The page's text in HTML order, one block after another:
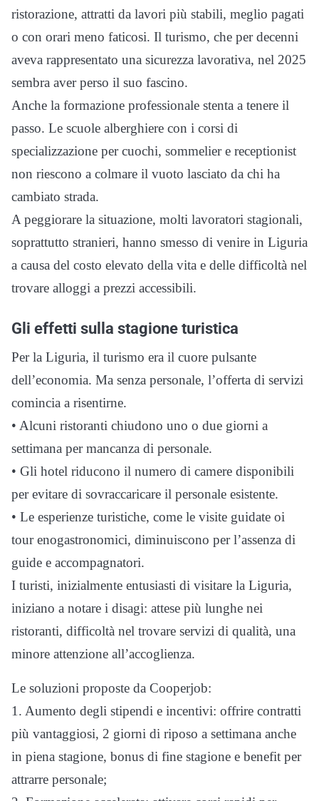
ristorazione, attratti da lavori più stabili, meglio pagati
o con orari meno faticosi. Il turismo, che per decenni
aveva rappresentato una sicurezza lavorativa, nel 2025
sembra aver perso il suo fascino.
Anche la formazione professionale stenta a tenere il
passo. Le scuole alberghiere con i corsi di
specializzazione per cuochi, sommelier e receptionist
non riescono a colmare il vuoto lasciato da chi ha
cambiato strada.
A peggiorare la situazione, molti lavoratori stagionali,
soprattutto stranieri, hanno smesso di venire in Liguria
a causa del costo elevato della vita e delle difficoltà nel
trovare alloggi a prezzi accessibili.
Gli effetti sulla stagione turistica
Per la Liguria, il turismo era il cuore pulsante
dell’economia. Ma senza personale, l’offerta di servizi
comincia a risentirne.
• Alcuni ristoranti chiudono uno o due giorni a
settimana per mancanza di personale.
• Gli hotel riducono il numero di camere disponibili
per evitare di sovraccaricare il personale esistente.
• Le esperienze turistiche, come le visite guidate oi
tour enogastronomici, diminuiscono per l’assenza di
guide e accompagnatori.
I turisti, inizialmente entusiasti di visitare la Liguria,
iniziano a notare i disagi: attese più lunghe nei
ristoranti, difficoltà nel trovare servizi di qualità, una
minore attenzione all’accoglienza.
Le soluzioni proposte da Cooperjob:
1. Aumento degli stipendi e incentivi: offrire contratti
più vantaggiosi, 2 giorni di riposo a settimana anche
in piena stagione, bonus di fine stagione e benefit per
attrarre personale;